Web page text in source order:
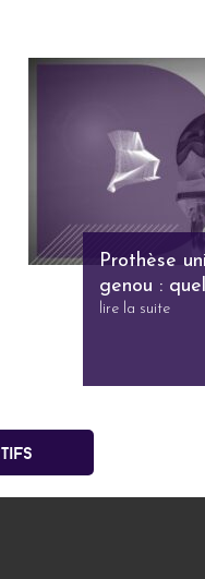
Prothèse
genou :
lire la suite